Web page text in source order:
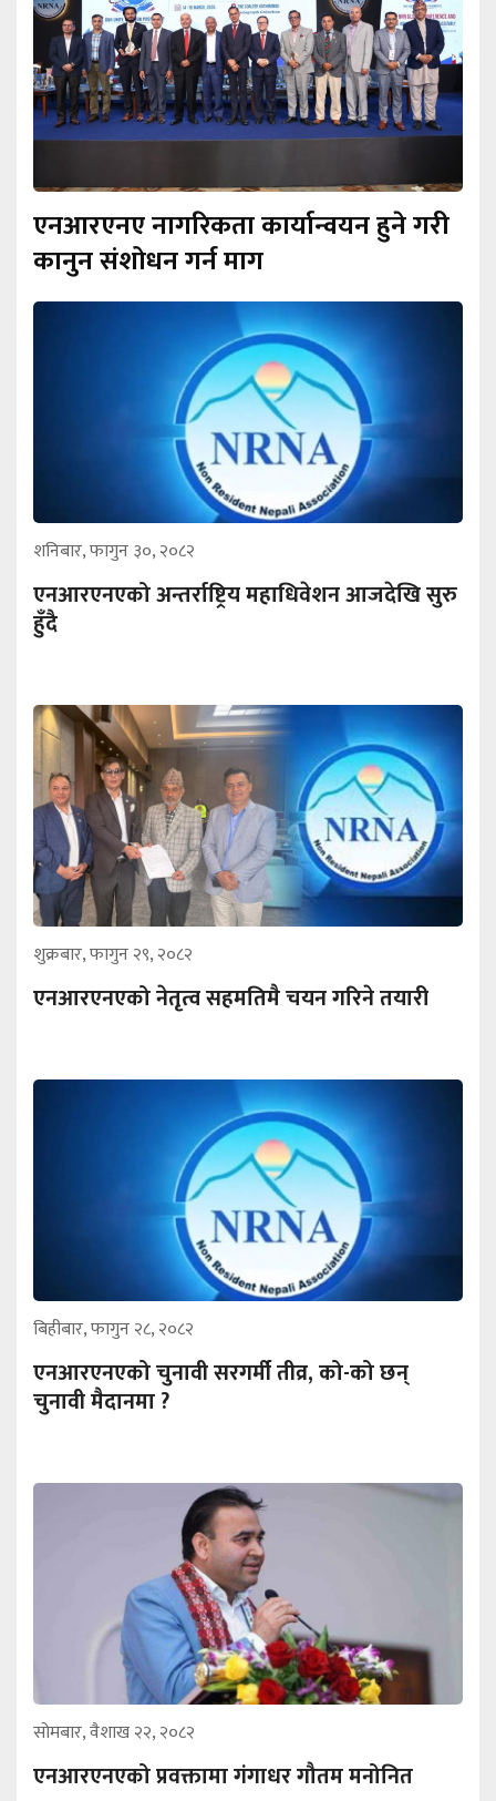
एनआरएनए नागरिकता कार्यान्वयन हुने गरी
कानुन संशोधन गर्न माग
शनिबार, फागुन ३०, २०८२
एनआरएनएको अन्तर्राष्ट्रिय महाधिवेशन आजदेखि सुरु
हुँदै
शुक्रबार, फागुन २९, २०८२
एनआरएनएको नेतृत्व सहमतिमै चयन गरिने तयारी
बिहीबार, फागुन २८, २०८२
एनआरएनएको चुनावी सरगर्मी तीव्र, को-को छन्
चुनावी मैदानमा ?
सोमबार, वैशाख २२, २०८२
एनआरएनएको प्रवक्तामा गंगाधर गौतम मनोनित